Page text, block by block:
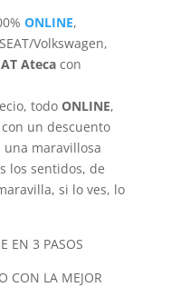
ONLINE,
Volkswagen,
Atecacon
todo ONLINE,
un descuento
maravillosa
los sentidos, de
si lo ves, lo
EN 3 PASOS
CON LA MEJOR